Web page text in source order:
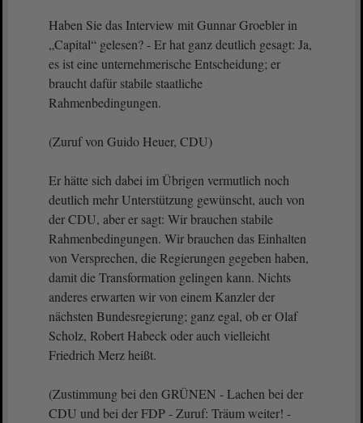
Haben Sie das Interview mit Gunnar Groebler in
„Capital“ gelesen? - Er hat ganz deutlich gesagt: Ja,
es ist eine unternehmerische Entscheidung; er
braucht dafür stabile staatliche
Rahmenbedingungen.
(Zuruf von Guido Heuer, CDU)
Er hätte sich dabei im Übrigen vermutlich noch
deutlich mehr Unterstützung gewünscht, auch von
der CDU, aber er sagt: Wir brauchen stabile
Rahmenbedingungen. Wir brauchen das Einhalten
von Versprechen, die Regierungen gegeben haben,
damit die Transformation gelingen kann. Nichts
anderes erwarten wir von einem Kanzler der
nächsten Bundesregierung; ganz egal, ob er Olaf
Scholz, Robert Habeck oder auch vielleicht
Friedrich Merz heißt.
(Zustimmung bei den GRÜNEN - Lachen bei der
CDU und bei der FDP - Zuruf: Träum weiter! -